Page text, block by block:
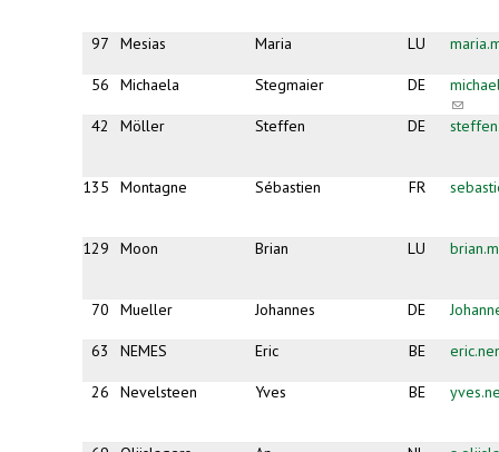
97 Mesias Maria LU
56 Michaela Stegmaier DE
(link
sends
42 Möller Steffen DE
135 Montagne Sébastien FR
129 Moon Brian LU
70 Mueller Johannes DE
63 NEMES Eric BE
26 Nevelsteen Yves BE